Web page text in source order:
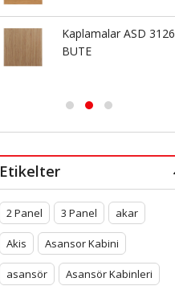
Kaplamalar ASD 3126
BUTE
Etikelter
2 Panel 3 Panel akar
Akis Asansor Kabini
asansör Asansör Kabinleri